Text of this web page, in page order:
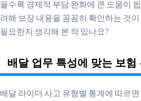
을수록 경제적 부담 완화에 큰 도움이
려해 보장 내용을 꼼꼼히 확인하는 것
필요한지 생각해 본 적 있나요?
배달 업무 특성에 맞는 보험
배달 라이더 사고 유형별 통계에 따르면